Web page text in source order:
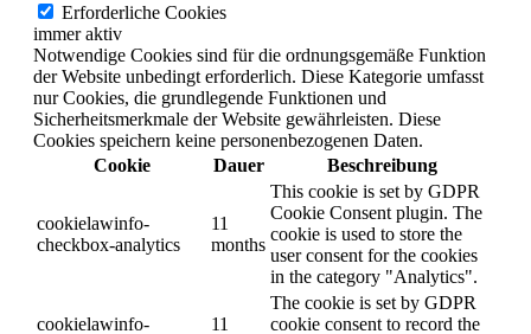
Erforderliche Cookies
immer aktiv
Notwendige Cookies sind für die ordnungsgemäße Funktion
der Website unbedingt erforderlich. Diese Kategorie umfasst
nur Cookies, die grundlegende Funktionen und
Sicherheitsmerkmale der Website gewährleisten. Diese
Cookies speichern keine personenbezogenen Daten.
Cookie
Dauer Beschreibung
cookielawinfo-
checkbox-analytics
11
months
This cookie is set by GDPR
Cookie Consent plugin. The
cookie is used to store the
user consent for the cookies
in the category "Analytics".
cookielawinfo-
11
The cookie is set by GDPR
cookie consent to record the